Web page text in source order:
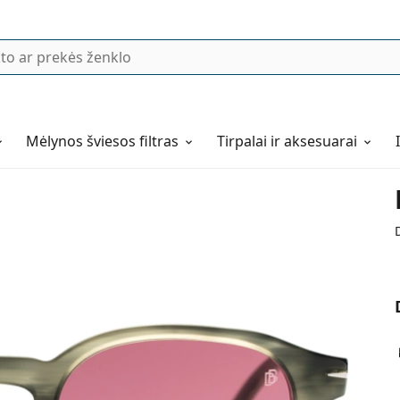
Mėlynos šviesos filtras Tirpalai ir aksesuarai